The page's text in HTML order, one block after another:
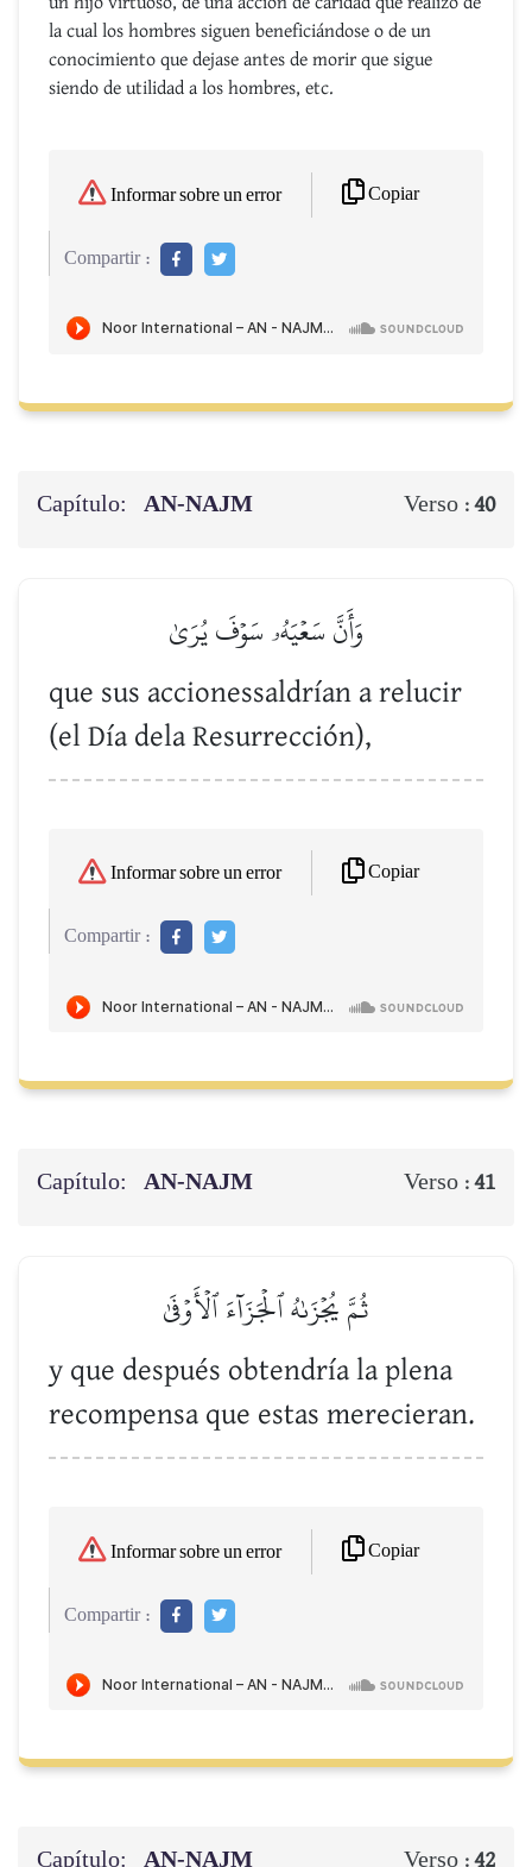
la cual los hombres siguen beneficiándose o de un
conocimiento que dejase antes de morir que sigue
siendo de utilidad a los hombres, etc.
Informar sobre un error Copiar
Compartir :
Capítulo: AN-NAJM Verso :40
وَأَنَّ سَعۡيَهُۥ سَوۡفَ يُرَىٰ
que sus accionessaldrían a relucir
(el Día dela Resurrección),
Informar sobre un error Copiar
Compartir :
Capítulo: AN-NAJM Verso :41
ثُمَّ يُجۡزَىٰهُ ٱلۡجَزَآءَ ٱلۡأَوۡفَىٰ
y que después obtendría la plena
recompensa que estas merecieran.
Informar sobre un error Copiar
Compartir :
Verso :42